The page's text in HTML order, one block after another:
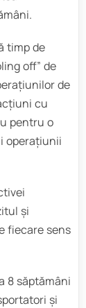
timp de
off” de
de
cu
pentru o
operațiunii
și
fiecare sens
8 săptămâni
și